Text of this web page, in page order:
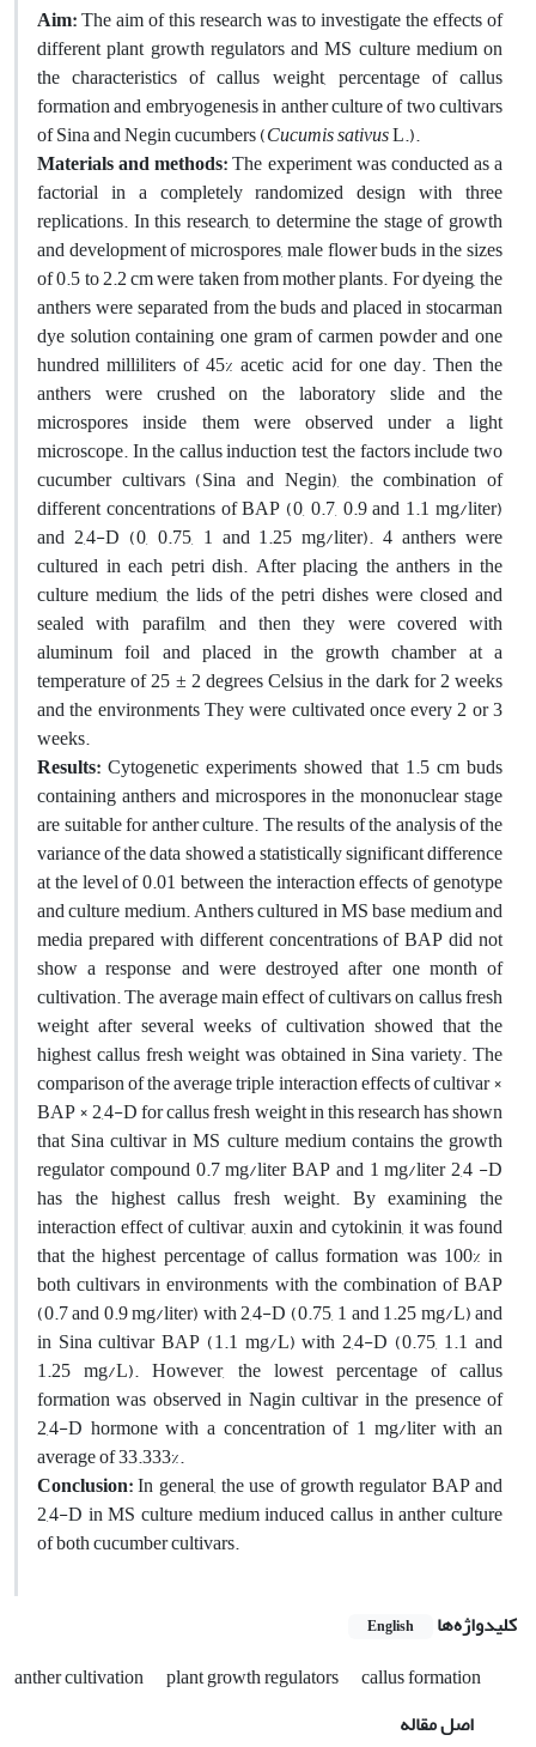
Aim:The aim of this research was to investigate the effects of
different plant growth regulators and MS culture medium on
the characteristics of callus weight, percentage of callus
formation and embryogenesis in anther culture of two cultivars
of Sina and Negin cucumbers (Cucumis sativusL.).
Materials and methods:The experiment was conducted as a
factorial in a completely randomized design with three
replications. In this research, to determine the stage of growth
and development of microspores, male flower buds in the sizes
of 0.5 to 2.2 cm were taken from mother plants. For dyeing, the
anthers were separated from the buds and placed in stocarman
dye solution containing one gram of carmen powder and one
hundred milliliters of 45% acetic acid for one day. Then the
anthers were crushed on the laboratory slide and the
microspores inside them were observed under a light
microscope. In the callus induction test, the factors include two
cucumber cultivars (Sina and Negin), the combination of
different concentrations of BAP (0, 0.7, 0.9 and 1.1 mg/liter)
and 2,4-D (0, 0.75, 1 and 1.25 mg/liter). 4 anthers were
cultured in each petri dish. After placing the anthers in the
culture medium, the lids of the petri dishes were closed and
sealed with parafilm, and then they were covered with
aluminum foil and placed in the growth chamber at a
temperature of 25 ± 2 degrees Celsius in the dark for 2 weeks
and the environments They were cultivated once every 2 or 3
weeks.
Results: Cytogenetic experiments showed that 1.5 cm buds
containing anthers and microspores in the mononuclear stage
are suitable for anther culture. The results of the analysis of the
variance of the data showed a statistically significant difference
at the level of 0.01 between the interaction effects of genotype
and culture medium. Anthers cultured in MS base medium and
media prepared with different concentrations of BAP did not
show a response and were destroyed after one month of
cultivation. The average main effect of cultivars on callus fresh
weight after several weeks of cultivation showed that the
highest callus fresh weight was obtained in Sina variety. The
comparison of the average triple interaction effects of cultivar ×
BAP × 2,4-D for callus fresh weight in this research has shown
that Sina cultivar in MS culture medium contains the growth
regulator compound 0.7 mg/liter BAP and 1 mg/liter 2,4 -D
has the highest callus fresh weight. By examining the
interaction effect of cultivar, auxin and cytokinin, it was found
that the highest percentage of callus formation was 100% in
both cultivars in environments with the combination of BAP
(0.7 and 0.9 mg/liter) with 2,4-D (0.75, 1 and 1.25 mg/L) and
in Sina cultivar BAP (1.1 mg/L) with 2,4-D (0.75, 1.1 and
1.25 mg/L). However, the lowest percentage of callus
formation was observed in Nagin cultivar in the presence of
2,4-D hormone with a concentration of 1 mg/liter with an
average of 33.333%.
Conclusion:In general, the use of growth regulator BAP and
2,4-D in MS culture medium induced callus in anther culture
of both cucumber cultivars.
کلیدواژه‌ها English
anther cultivation plant growth regulators
callus formation
اصل مقاله